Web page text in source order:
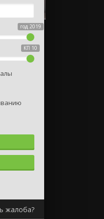
год 2019
КП 10
жалоба?